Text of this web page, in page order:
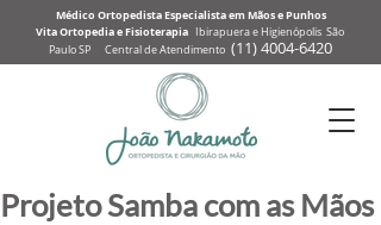
Médico Ortopedista Especialista em Mãos e Punhos
Vita Ortopedia e Fisioterapia Ibirapuera e Higienópolis São
Paulo SP Central de Atendimento (11) 4004-6420
Projeto Samba com as Mãos